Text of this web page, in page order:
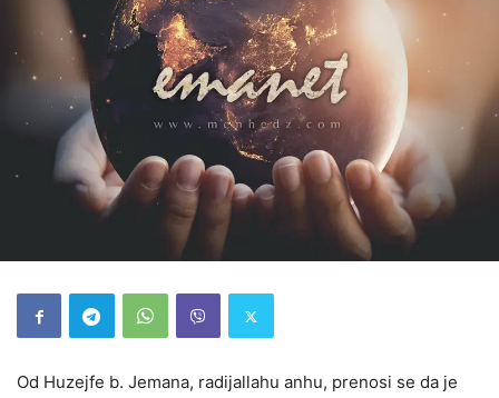
Od Huzejfe b. Jemana, radijallahu anhu, prenosi se da je